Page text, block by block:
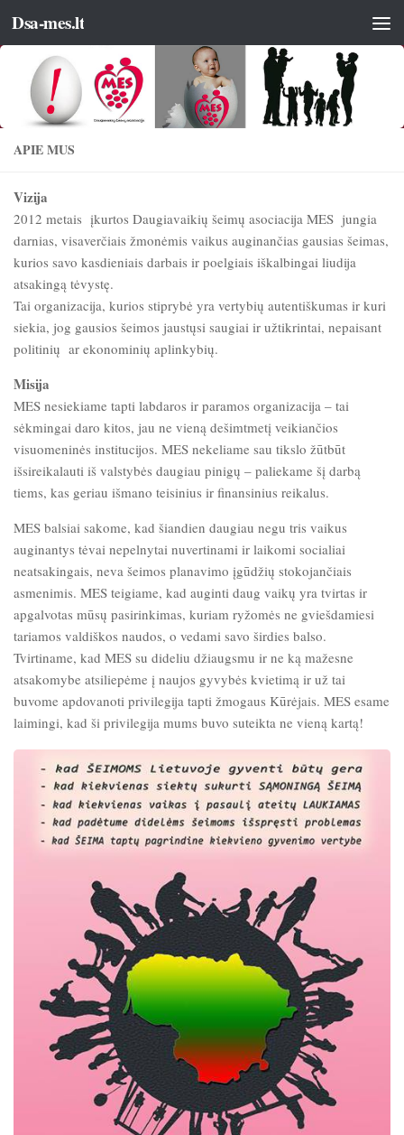
Dsa-mes.lt
APIE MUS
Vizija
2012 metais įkurtos Daugiavaikių šeimų asociacija MES jungia
darnias, visaverčiais žmonėmis vaikus auginančias gausias šeimas,
kurios savo kasdieniais darbais ir poelgiais iškalbingai liudija
atsakingą tėvystę.
Tai organizacija, kurios stiprybė yra vertybių autentiškumas ir kuri
siekia, jog gausios šeimos jaustųsi saugiai ir užtikrintai, nepaisant
politinių ar ekonominių aplinkybių.
Misija
MES nesiekiame tapti labdaros ir paramos organizacija – tai
sėkmingai daro kitos, jau ne vieną dešimtmetį veikiančios
visuomeninės institucijos. MES nekeliame sau tikslo žūtbūt
išsireikalauti iš valstybės daugiau pinigų – paliekame šį darbą
tiems, kas geriau išmano teisinius ir finansinius reikalus.
MES balsiai sakome, kad šiandien daugiau negu tris vaikus
auginantys tėvai nepelnytai nuvertinami ir laikomi socialiai
neatsakingais, neva šeimos planavimo įgūdžių stokojančiais
asmenimis. MES teigiame, kad auginti daug vaikų yra tvirtas ir
apgalvotas mūsų pasirinkimas, kuriam ryžomės ne gviešdamiesi
tariamos valdiškos naudos, o vedami savo širdies balso.
Tvirtiname, kad MES su dideliu džiaugsmu ir ne ką mažesne
atsakomybe atsiliepėme į naujos gyvybės kvietimą ir už tai
buvome apdovanoti privilegija tapti žmogaus Kūrėjais. MES esame
laimingi, kad ši privilegija mums buvo suteikta ne vieną kartą!